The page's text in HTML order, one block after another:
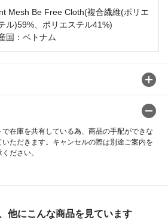
Mesh Be Free Cloth(複合繊維(ポリエ
ル)59%、ポリエステル41%)
国：ベトナム
在庫を共有している為、商品の手配ができな
ただきます。キャンセルの際は別途ご案内を
ださい。
他にこんな商品を見ています